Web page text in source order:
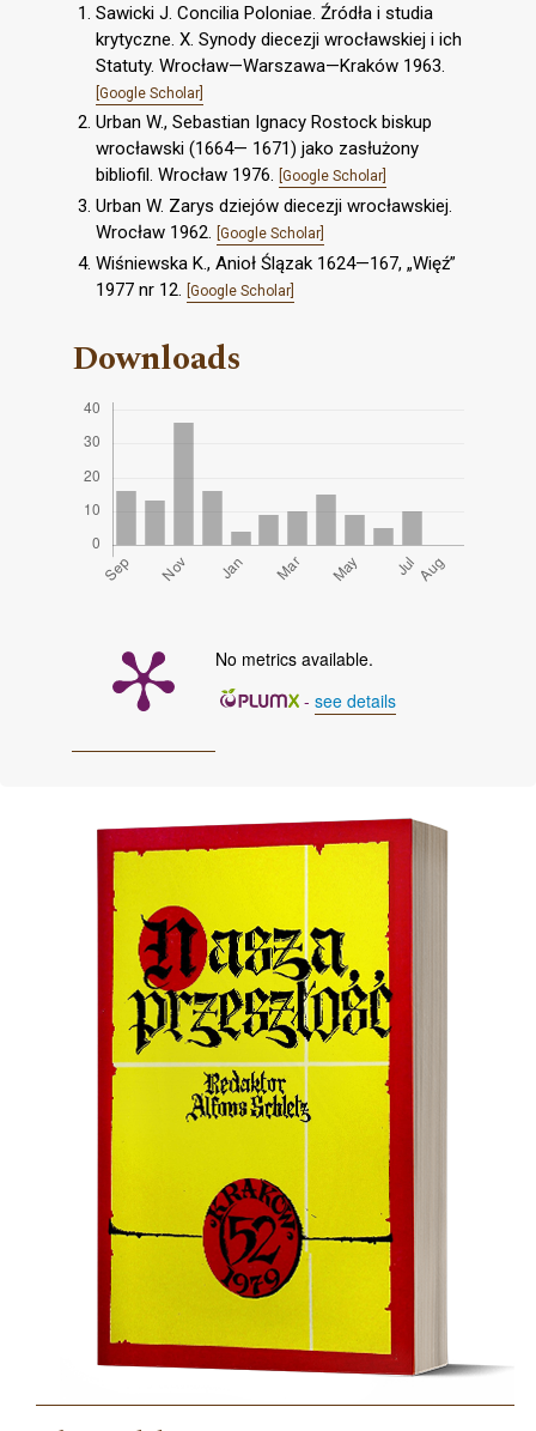
Sawicki J. Concilia Poloniae. Źródła i studia
krytyczne. X. Synody diecezji wrocławskiej i ich
Statuty. Wrocław—Warszawa—Kraków 1963.
[Google Scholar]
Urban W., Sebastian Ignacy Rostock biskup
wrocławski (1664— 1671) jako zasłużony
bibliofil. Wrocław 1976. [Google Scholar]
Urban W. Zarys dziejów diecezji wrocławskiej.
Wrocław 1962. [Google Scholar]
Wiśniewska K., Anioł Ślązak 1624—167, „Więź”
1977 nr 12. [Google Scholar]
Downloads
No metrics available.
- see details